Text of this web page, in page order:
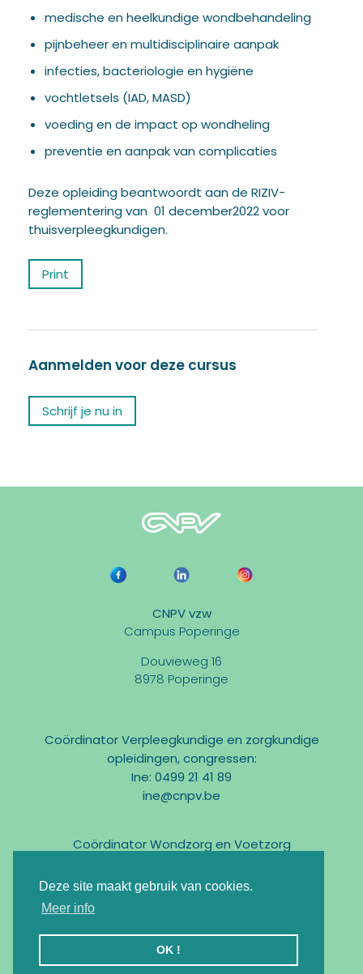
Deze site maakt gebruik van cookies.
Meer info
OK !
medische en heelkundige wondbehandeling
pijnbeheer en multidisciplinaire aanpak
infecties, bacteriologie en hygiëne
vochtletsels (IAD, MASD)
voeding en de impact op wondheling
preventie en aanpak van complicaties
Deze opleiding beantwoordt aan de RIZIV-
reglementering van 01 december2022 voor
thuisverpleegkundigen.
Print
Aanmelden voor deze cursus
Schrijf je nu in
CNPV vzw
Campus Poperinge
Douvieweg 16
8978 Poperinge
Coördinator Verpleegkundige en zorgkundige
opleidingen, congressen:
Ine: 0499 21 41 89
ine@cnpv.be
Coördinator Wondzorg en Voetzorg
marc@cnpv.be
Registratie KMO-Portefeuille : DV.O105524